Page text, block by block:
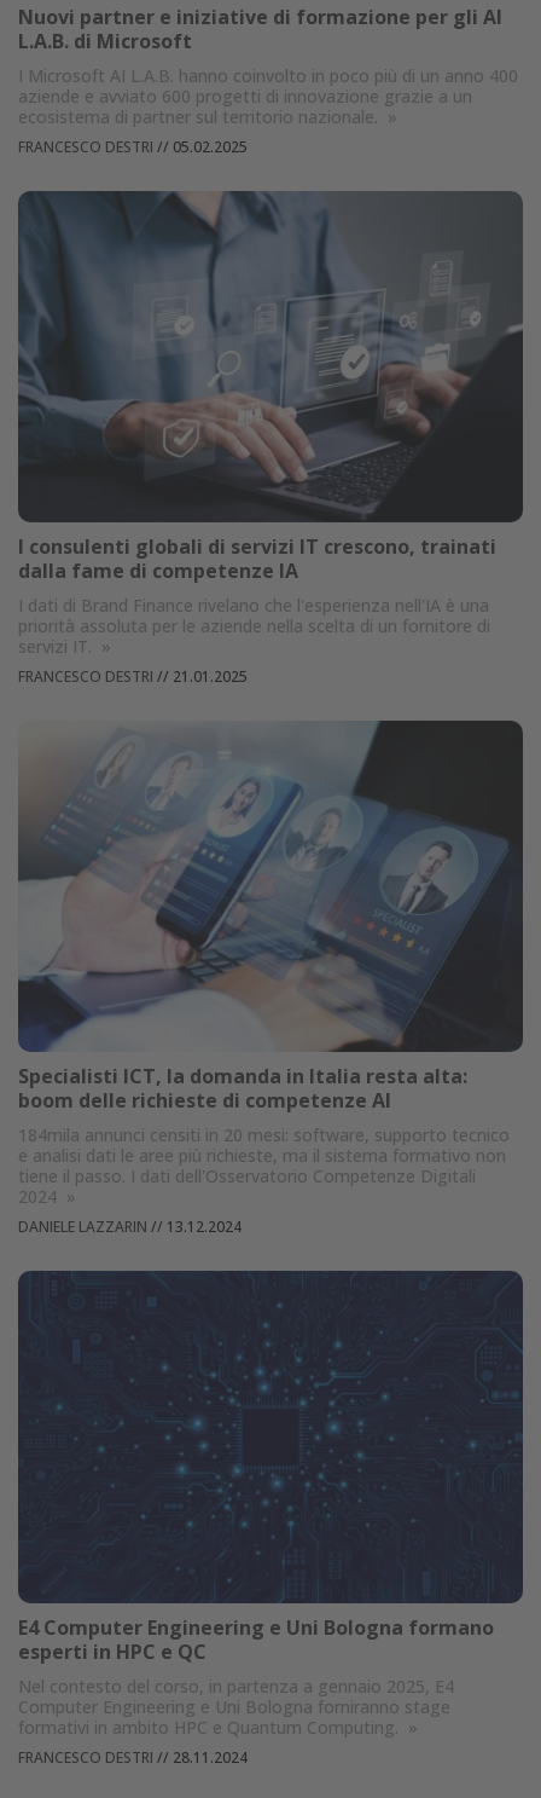
Nuovi partner e iniziative di formazione per gli AI
L.A.B. di Microsoft
I Microsoft AI L.A.B. hanno coinvolto in poco più di un anno 400
aziende e avviato 600 progetti di innovazione grazie a un
ecosistema di partner sul territorio nazionale. »
FRANCESCO DESTRI // 05.02.2025
I consulenti globali di servizi IT crescono, trainati
dalla fame di competenze IA
I dati di Brand Finance rivelano che l'esperienza nell'IA è una
priorità assoluta per le aziende nella scelta di un fornitore di
servizi IT. »
FRANCESCO DESTRI // 21.01.2025
Specialisti ICT, la domanda in Italia resta alta:
boom delle richieste di competenze AI
184mila annunci censiti in 20 mesi: software, supporto tecnico
e analisi dati le aree più richieste, ma il sistema formativo non
tiene il passo. I dati dell'Osservatorio Competenze Digitali
2024 »
DANIELE LAZZARIN // 13.12.2024
E4 Computer Engineering e Uni Bologna formano
esperti in HPC e QC
Nel contesto del corso, in partenza a gennaio 2025, E4
Computer Engineering e Uni Bologna forniranno stage
formativi in ambito HPC e Quantum Computing. »
FRANCESCO DESTRI // 28.11.2024